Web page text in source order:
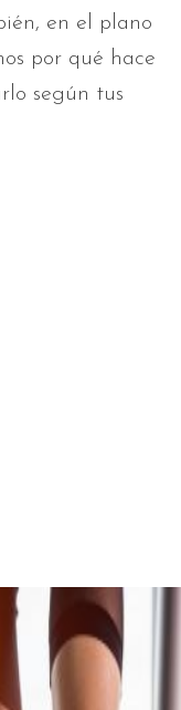
en el plano
por qué hace
según tus